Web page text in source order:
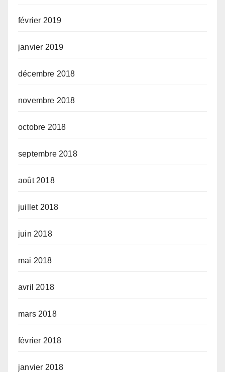
février 2019
janvier 2019
décembre 2018
novembre 2018
octobre 2018
septembre 2018
août 2018
juillet 2018
juin 2018
mai 2018
avril 2018
mars 2018
février 2018
janvier 2018